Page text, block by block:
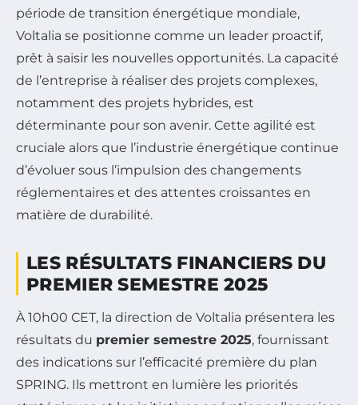
période de transition énergétique mondiale,
Voltalia se positionne comme un leader proactif,
prêt à saisir les nouvelles opportunités. La capacité
de l’entreprise à réaliser des projets complexes,
notamment des projets hybrides, est
déterminante pour son avenir. Cette agilité est
cruciale alors que l’industrie énergétique continue
d’évoluer sous l’impulsion des changements
réglementaires et des attentes croissantes en
matière de durabilité.
LES RÉSULTATS FINANCIERS DU
PREMIER SEMESTRE 2025
À 10h00 CET, la direction de Voltalia présentera les
résultats du premier semestre 2025, fournissant
des indications sur l’efficacité première du plan
SPRING. Ils mettront en lumière les priorités